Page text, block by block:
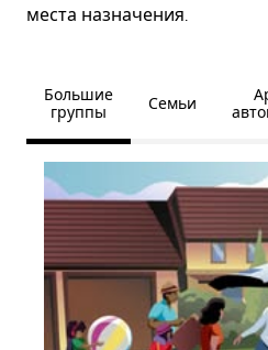
места назначения.
Большие
группы
Семьи